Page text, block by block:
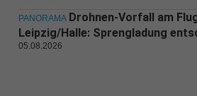
PANORAMA Drohnen-Vorfall am
Leipzig/Halle: Sprengladung
05.08.2026